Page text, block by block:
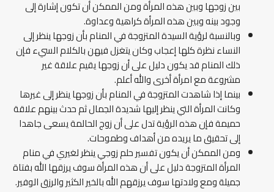
بين زوجها وبين هذه المرأة ومن الممكن أن تكون إشارة إلى
وجود بينه وبين هذه المرأة كراهية وعداوة.
وبالنسبة لرؤية السيدة المتزوجة في المنام بأن زوجها ينظر إلى
النساء نظرة كلها إعجاب وكان يتغزل فيهن بالكلام السيء فإن
ذلك المنام قد يكون دليل على أن زوجها يقيم علاقة غير
مشروعة مع امرأة أخرى والله أعلم.
بينما إذا شاهدت المتزوجة في المنام بأن زوجها ينظر إلى غيرها
وكانت المرأة التي ينظر إليها شديدة الجمال ثم حدث بينهم علاقة
حميمة فإن هذه الرؤية تدل على أن زوج الحالمة يسعى جاهدا
إلى تحقيق ما يريده من أهداف وطموحات.
ومن الممكن أن يكون تفسير حلم زوجي ينظر لغيري في منام
المرأة المتزوجة دليل على أن هذه المرأة سوف يرزقها الله بفتاة
جميلة ومع ولادتها سوف يرزقهم الله بالخير الكثير والرزق الوفير.